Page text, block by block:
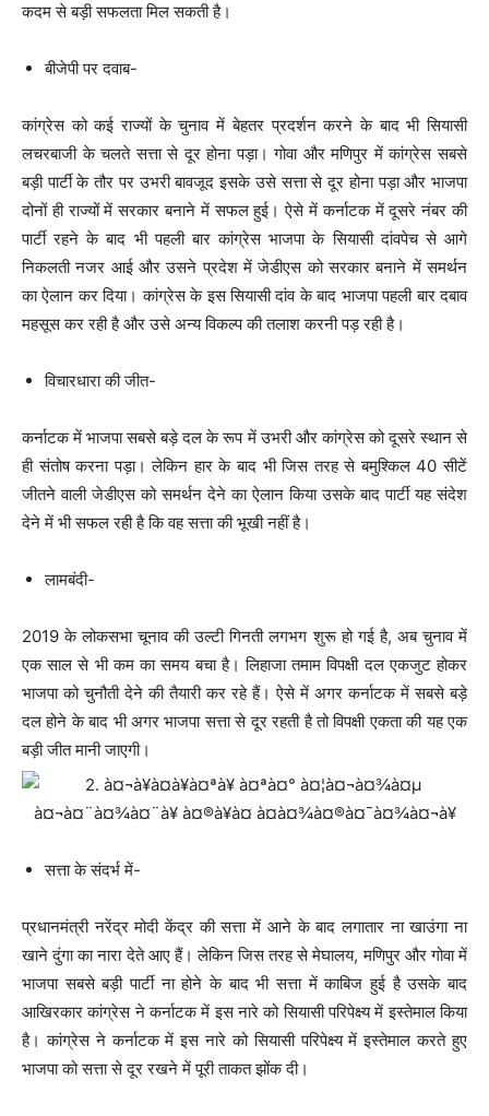
कदम से बड़ी सफलता मिल सकती है।
बीजेपी पर दवाब-
कांग्रेस को कई राज्यों के चुनाव में बेहतर प्रदर्शन करने के बाद भी सियासी
लचरबाजी के चलते सत्ता से दूर होना पड़ा। गोवा और मणिपुर में कांग्रेस सबसे
बड़ी पार्टी के तौर पर उभरी बावजूद इसके उसे सत्ता से दूर होना पड़ा और भाजपा
दोनों ही राज्यों में सरकार बनाने में सफल हुई। ऐसे में कर्नाटक में दूसरे नंबर की
पार्टी रहने के बाद भी पहली बार कांग्रेस भाजपा के सियासी दांवपेच से आगे
निकलती नजर आई और उसने प्रदेश में जेडीएस को सरकार बनाने में समर्थन
का ऐलान कर दिया। कांग्रेस के इस सियासी दांव के बाद भाजपा पहली बार दबाव
महसूस कर रही है और उसे अन्य विकल्प की तलाश करनी पड़ रही है।
विचारधारा की जीत-
कर्नाटक में भाजपा सबसे बड़े दल के रूप में उभरी और कांग्रेस को दूसरे स्थान से
ही संतोष करना पड़ा। लेकिन हार के बाद भी जिस तरह से बमुश्किल 40 सीटें
जीतने वाली जेडीएस को समर्थन देने का ऐलान किया उसके बाद पार्टी यह संदेश
देने में भी सफल रही है कि वह सत्ता की भूखी नहीं है।
लामबंदी-
2019 के लोकसभा चूनाव की उल्टी गिनती लगभग शुरू हो गई है, अब चुनाव में
एक साल से भी कम का समय बचा है। लिहाजा तमाम विपक्षी दल एकजुट होकर
भाजपा को चुनौती देने की तैयारी कर रहे हैं। ऐसे में अगर कर्नाटक में सबसे बड़े
दल होने के बाद भी अगर भाजपा सत्ता से दूर रहती है तो विपक्षी एकता की यह एक
बड़ी जीत मानी जाएगी।
सत्ता के संदर्भ में-
प्रधानमंत्री नरेंद्र मोदी केंद्र की सत्ता में आने के बाद लगातार ना खाउंगा ना
खाने दुंगा का नारा देते आए हैं। लेकिन जिस तरह से मेघालय, मणिपुर और गोवा में
भाजपा सबसे बड़ी पार्टी ना होने के बाद भी सत्ता में काबिज हुई है उसके बाद
आखिरकार कांग्रेस ने कर्नाटक में इस नारे को सियासी परिपेक्ष्य में इस्तेमाल किया
है। कांग्रेस ने कर्नाटक में इस नारे को सियासी परिपेक्ष्य में इस्तेमाल करते हुए
भाजपा को सत्ता से दूर रखने में पूरी ताकत झोंक दी।